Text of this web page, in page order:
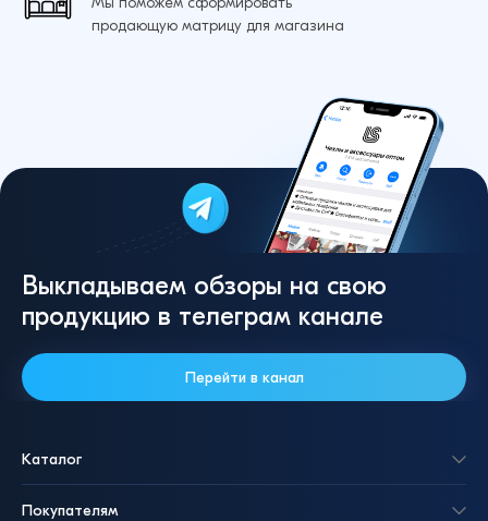
продающую матрицу для магазина
Выкладываем обзоры на свою
продукцию в телеграм канале
Перейти в канал
Каталог
Покупателям